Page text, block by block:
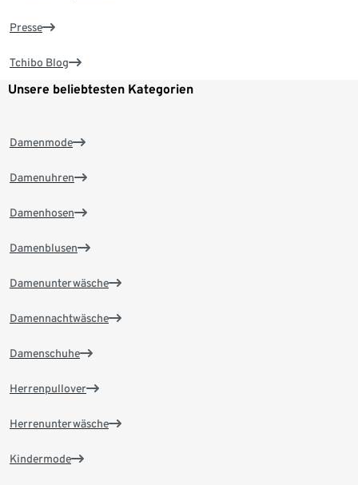
Presse
Tchibo Blog
Unsere beliebtesten Kategorien
Damenmode
Damenuhren
Damenhosen
Damenblusen
Damenunterwäsche
Damennachtwäsche
Damenschuhe
Herrenpullover
Herrenunterwäsche
Kindermode